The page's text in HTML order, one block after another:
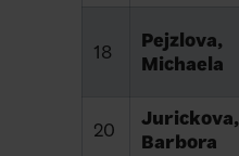
18
Pejzlova,
Michaela
20
Jurickova,
Barbora